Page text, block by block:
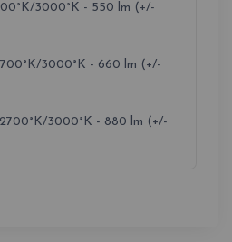
3000°K - 550 lm (+/-
3000°K - 660 lm (+/-
3000°K - 880 lm (+/-